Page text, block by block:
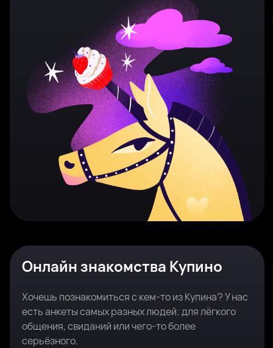
Онлайн знакомства Купино
Хочешь познакомиться с кем-то из Купина? У нас
есть анкеты самых разных людей: для лёгкого
общения, свиданий или чего-то более
серьёзного.